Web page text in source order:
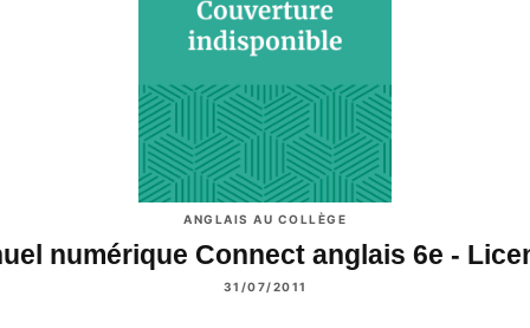
ANGLAIS AU COLLÈGE
numérique Connect anglais 6e -
31/07/2011